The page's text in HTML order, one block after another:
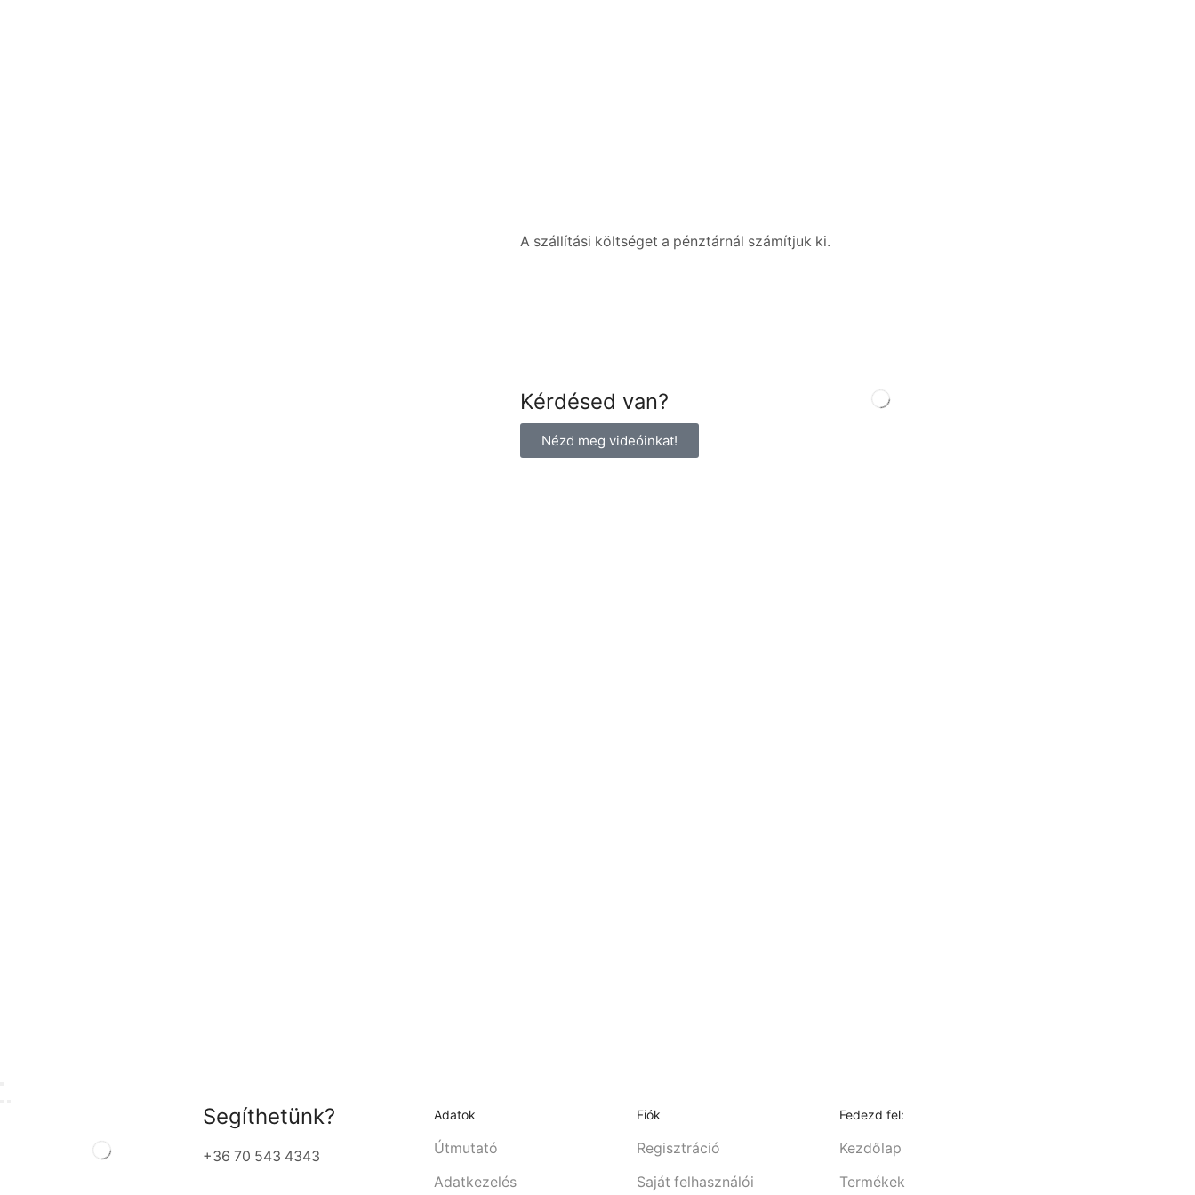
A szállítási költséget a pénztárnál számítjuk ki.
Kérdésed van?
Nézd meg videóinkat!
Segíthetünk?
+36 70 543 4343
Adatok
Útmutató
Adatkezelés
Fiók
Regisztráció
Saját felhasználói
Fedezd fel:
Kezdőlap
Termékek